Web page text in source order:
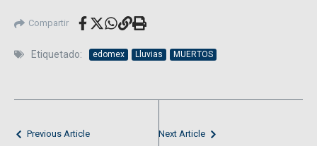
Compartir
Etiquetado: edomex Lluvias MUERTOS
Previous Article Next Article